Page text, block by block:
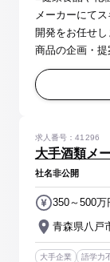
メーカーにて
開発をお任せします。 ■担当業務： （1）
商品の企画・提案 ・国内外各社OEMとの開発に関す
ュール調整及び納品 ・設計（中味・容器・
メイン担当は別
大手酒類メ
求人番号：41296
社名非公開
青森県八戸
350～500万
大手企業 語学力